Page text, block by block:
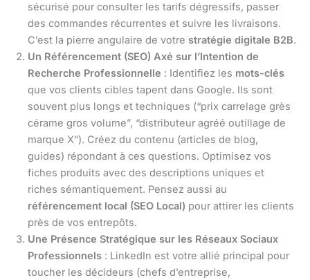
sécurisé pour consulter les tarifs dégressifs, passer
des commandes récurrentes et suivre les livraisons.
C’est la pierre angulaire de votre stratégie digitale B2B.
Un Référencement (SEO) Axé sur l’Intention de
Recherche Professionnelle : Identifiez les mots-clés
que vos clients cibles tapent dans Google. Ils sont
souvent plus longs et techniques (“prix carrelage grès
cérame gros volume”, “distributeur agréé outillage de
marque X”). Créez du contenu (articles de blog,
guides) répondant à ces questions. Optimisez vos
fiches produits avec des descriptions uniques et
riches sémantiquement. Pensez aussi au
référencement local (SEO Local) pour attirer les clients
près de vos entrepôts.
Une Présence Stratégique sur les Réseaux Sociaux
Professionnels : LinkedIn est votre allié principal pour
toucher les décideurs (chefs d’entreprise,